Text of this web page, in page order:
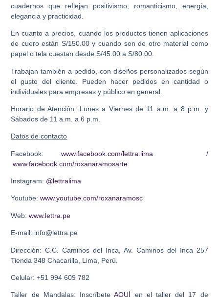
cuadernos que reflejan positivismo, romanticismo, energía,
elegancia y practicidad.
En cuanto a precios, cuando los productos tienen aplicaciones
de cuero están S/150.00 y cuando son de otro material como
papel o tela cuestan desde S/45.00 a S/80.00.
Trabajan también a pedido, con diseños personalizados según
el gusto del cliente. Pueden hacer pedidos en cantidad o
individuales para empresas y público en general.
Horario de Atención: Lunes a Viernes de 11 a.m. a 8 p.m. y
Sábados de 11 a.m. a 6 p.m.
Datos de contacto
Facebook:www.facebook.com/lettra.lima /
www.facebook.com/roxanaramosarte
Instagram: @lettralima
Youtube:www.youtube.com/roxanaramosc
Web:www.lettra.pe
E-mail: info@lettra.pe
Dirección: C.C. Caminos del Inca, Av. Caminos del Inca 257
Tienda 348 Chacarilla, Lima, Perú.
Celular: +51 994 609 782
Taller de Mandalas: InscríbeteAQUÍ en el taller del 17 de